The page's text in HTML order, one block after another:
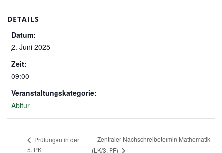
DETAILS
Datum:
2. Juni 2025
Zeit:
09:00
Veranstaltungskategorie:
Abitur
Prüfungen in der
5. PK
Zentraler Nachschreibetermin Mathematik
(LK/3. PF)